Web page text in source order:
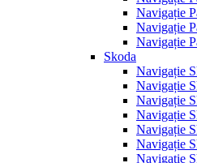
Navigație
Navigație
Navigație
Skoda
Navigație
Navigație
Navigație
Navigație
Navigație
Navigație
Navigație